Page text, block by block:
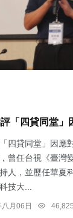
「四貸同堂」
四貸同堂」因應
曾任台視《臺灣
人，並歷任華夏
技大...
月06日